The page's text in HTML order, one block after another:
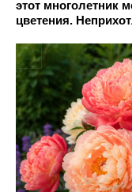
этот многолетник
цветения.